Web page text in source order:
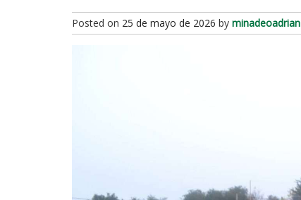
Posted on 25 de mayo de 2026 by minadeoadrian